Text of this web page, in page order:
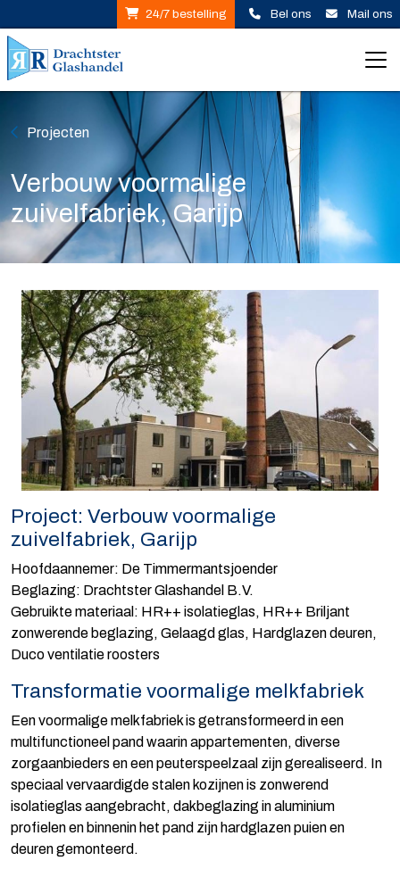
Projecten
Verbouw voormalige
zuivelfabriek, Garijp
Project: Verbouw voormalige
zuivelfabriek, Garijp
Hoofdaannemer: De Timmermantsjoender
Beglazing: Drachtster Glashandel B.V.
Gebruikte materiaal: HR++ isolatieglas, HR++ Briljant
zonwerende beglazing, Gelaagd glas, Hardglazen deuren,
Duco ventilatie roosters
Transformatie voormalige melkfabriek
Een voormalige melkfabriek is getransformeerd in een
multifunctioneel pand waarin appartementen, diverse
zorgaanbieders en een peuterspeelzaal zijn gerealiseerd. In
speciaal vervaardigde stalen kozijnen is zonwerend
isolatieglas aangebracht, dakbeglazing in aluminium
profielen en binnenin het pand zijn hardglazen puien en
deuren gemonteerd.